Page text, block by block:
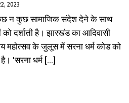
2023
कुछ न कुछ सामाजिक संदेश देने के साथ
को दर्शाती है। झारखंड का आदिवासी
महोत्सव के जुलूस में सरना धर्म कोड को
'सरना धर्म [...]